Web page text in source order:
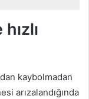
kaybolmadan
arızalandığında